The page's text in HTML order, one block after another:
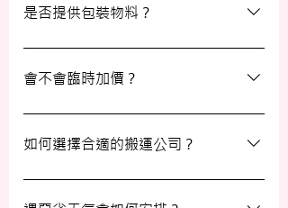
論是一般搬屋服務還是商務搬遷，我們都能
是否提供包裝物料？
是的，我們會為客戶提供包裝物料。如有需
要，請隨時與我們的客戶服務員查詢。
會不會臨時加價？
我們的報價透明，會根據您提供的物品清單
提供合理預算，絕無隱藏費用。除非搬運當
約定的費用。
如何選擇合適的搬運公司？
選擇一間合適的搬運公司非常重要，建議您